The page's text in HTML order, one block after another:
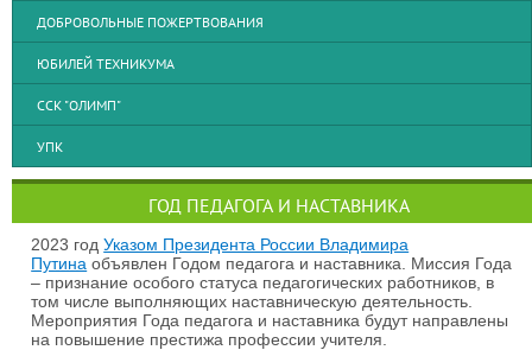
ДОБРОВОЛЬНЫЕ ПОЖЕРТВОВАНИЯ
ЮБИЛЕЙ ТЕХНИКУМА
ССК "ОЛИМП"
УПК
ГОД ПЕДАГОГА И НАСТАВНИКА
2023 годУказом Президента России Владимира
Путина объявлен Годом педагога и наставника. Миссия Года
– признание особого статуса педагогических работников, в
том числе выполняющих наставническую деятельность.
Мероприятия Года педагога и наставника будут направлены
на повышение престижа профессии учителя.